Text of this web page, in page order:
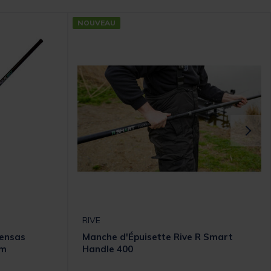
NOUVEAU
RIVE
Manche d'Épuisette Rive R Smart
Handle 400